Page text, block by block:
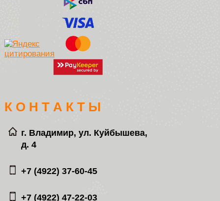
К О Н Т А К Т Ы
г. Владимир, ул. Куйбышева,
д. 4
+7 (4922) 37-60-45
+7 (4922) 47-22-03